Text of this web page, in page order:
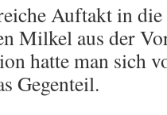
Auftakt in
Milkel aus der
hatte man sich
Gegenteil.